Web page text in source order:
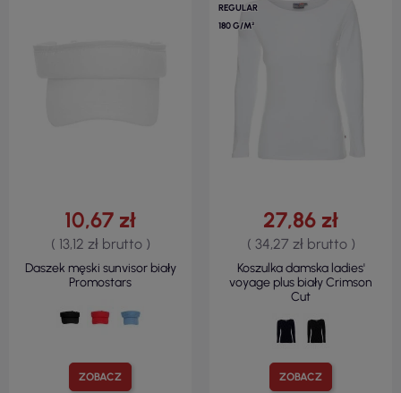
ZOBACZ
10,67 zł
( 13,12 zł brutto )
Daszek męski sunvisor biały
Promostars
REGULAR
180 G/M²
ZOBACZ
27,86 zł
( 34,27 zł brutto )
Koszulka damska ladies'
voyage plus biały Crimson
Cut